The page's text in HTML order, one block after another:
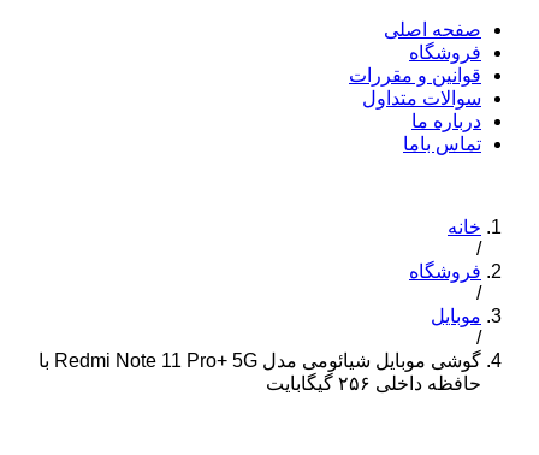
صفحه اصلی
فروشگاه
قوانین و مقررات
سوالات متداول
درباره ما
تماس باما
خانه
/
فروشگاه
/
موبایل
/
گوشی موبایل شیائومی مدل Redmi Note 11 Pro+ 5G با
حافظه داخلی ۲۵۶ گیگابایت